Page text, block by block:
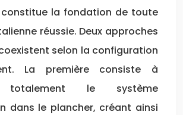
constitue la fondation de toute
réussie. Deux approches
selon la configuration
La première consiste à
totalement le système
dans le plancher, créant ainsi